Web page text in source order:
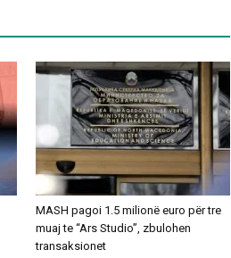
MASH pagoi 1.5 milionë euro për tre
muaj te “Ars Studio”, zbulohen
transaksionet